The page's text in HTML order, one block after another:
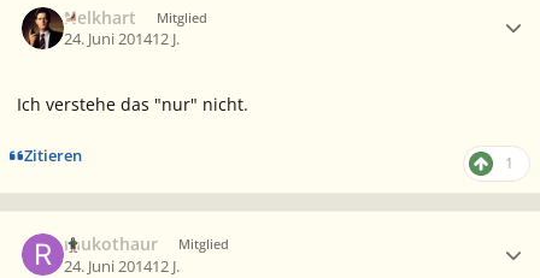
Nelkhart Mitglied
24. Juni 201412 J.
Ich verstehe das "nur" nicht.
Zitieren 1
raukothaur Mitglied
24. Juni 201412 J.